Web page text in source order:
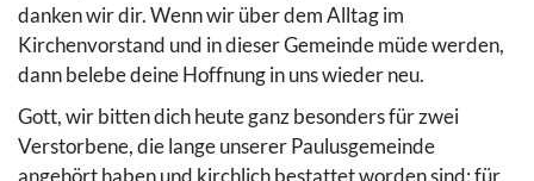
danken wir dir. Wenn wir über dem Alltag im
Kirchenvorstand und in dieser Gemeinde müde werden,
dann belebe deine Hoffnung in uns wieder neu.
Gott, wir bitten dich heute ganz besonders für zwei
Verstorbene, die lange unserer Paulusgemeinde
angehört haben und kirchlich bestattet worden sind: für